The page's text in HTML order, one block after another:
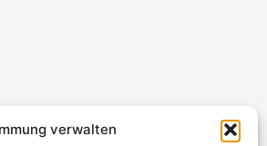
verwalten